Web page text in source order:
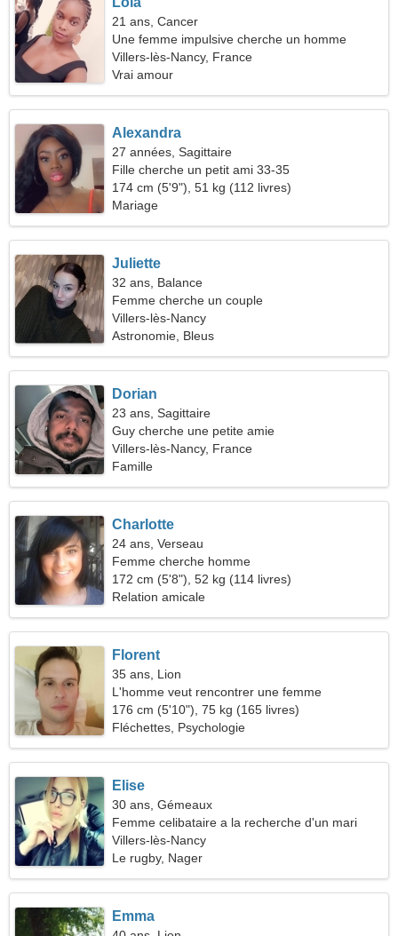
21 ans, Cancer
Une femme impulsive cherche un homme
Villers-lès-Nancy, France
Vrai amour
Alexandra
27 années, Sagittaire
Fille cherche un petit ami 33-35
174 cm (5'9"), 51 kg (112 livres)
Mariage
Juliette
32 ans, Balance
Femme cherche un couple
Villers-lès-Nancy
Astronomie, Bleus
Dorian
23 ans, Sagittaire
Guy cherche une petite amie
Villers-lès-Nancy, France
Famille
Charlotte
24 ans, Verseau
Femme cherche homme
172 cm (5'8"), 52 kg (114 livres)
Relation amicale
Florent
35 ans, Lion
L'homme veut rencontrer une femme
176 cm (5'10"), 75 kg (165 livres)
Fléchettes, Psychologie
Elise
30 ans, Gémeaux
Femme celibataire a la recherche d'un mari
Villers-lès-Nancy
Le rugby, Nager
Emma